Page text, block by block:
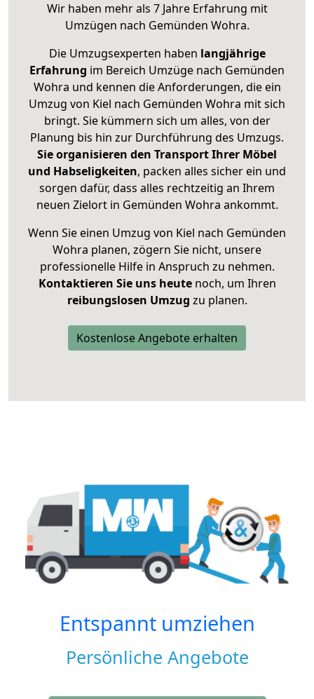
Wir haben mehr als 7 Jahre Erfahrung mit
Umzügen nach Gemünden Wohra.
Die Umzugsexperten haben langjährige
Erfahrung im Bereich Umzüge nach Gemünden
Wohra und kennen die Anforderungen, die ein
Umzug von Kiel nach Gemünden Wohra mit sich
bringt. Sie kümmern sich um alles, von der
Planung bis hin zur Durchführung des Umzugs.
Sie organisieren den Transport Ihrer Möbel
und Habseligkeiten, packen alles sicher ein und
sorgen dafür, dass alles rechtzeitig an Ihrem
neuen Zielort in Gemünden Wohra ankommt.
Wenn Sie einen Umzug von Kiel nach Gemünden
Wohra planen, zögern Sie nicht, unsere
professionelle Hilfe in Anspruch zu nehmen.
Kontaktieren Sie uns heutenoch, um Ihren
reibungslosen Umzug zu planen.
Kostenlose Angebote erhalten
Entspannt umziehen
Persönliche Angebote